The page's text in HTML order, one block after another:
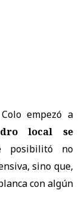
empezó a
local se
posibilitó no
sino que,
con algún